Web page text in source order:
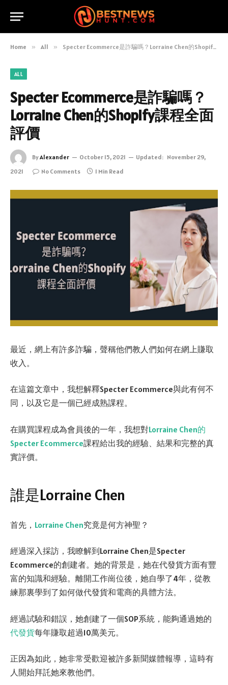
Home » All » Specter Ecommerce是詐騙嗎？Lorraine Chen的Shopify課程全面評價
ALL
Specter Ecommerce是詐騙嗎？
Lorraine Chen的Shopify課程全面
評價
ByAlexander October 15, 2021 Updated: November 29,
2021
No Comments 1 Min Read
最近，網上有許多詐騙，聲稱他們教人們如何在網上賺取
收入。
在這篇文章中，我想解釋Specter Ecommerce與此有何不
同，以及它是一個已經成熟課程。
在購買課程成為會員後的一年，我想對Lorraine Chen的
Specter Ecommerce課程給出我的經驗、結果和完整的真
實評價。
誰是Lorraine Chen
首先， Lorraine Chen究竟是何方神聖？
經過深入採訪，我瞭解到Lorraine Chen是Specter
Ecommerce的創建者。她的背景是，她在代發貨方面有豐
富的知識和經驗。離開工作崗位後，她自學了4年，從教
練那裏學到了如何做代發貨和電商的具體方法。
經過試驗和錯誤，她創建了一個SOP系統，能夠通過她的
代發貨每年賺取超過10萬美元。
正因為如此，她非常受歡迎被許多新聞媒體報導，這時有
人開始拜託她來教他們。